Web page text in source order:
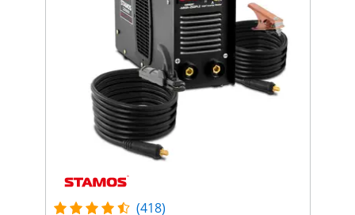
(418)